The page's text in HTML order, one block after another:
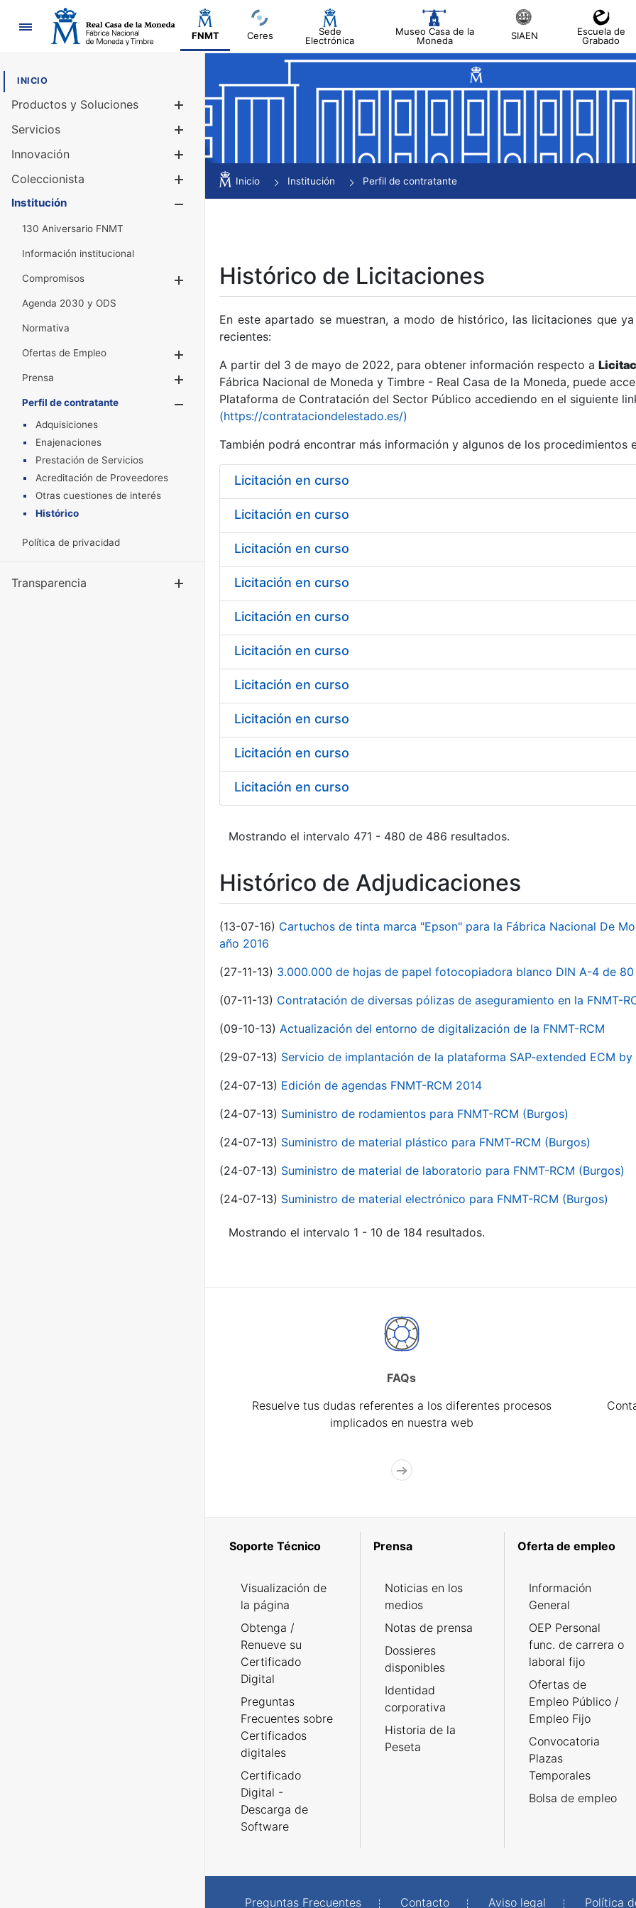
Navegación
FNMT Ceres
Sede
Electrónica
Museo Casa de la
Moneda
SIAEN
Escuela de
Grabado
INICIO
Productos y Soluciones
Mostrar/Ocultar
Servicios
Innovación
Coleccionista
Mostrar/Ocultar
Institución
130 Aniversario FNMT
Información institucional
Compromisos
Mostrar/Ocultar
Agenda 2030 y ODS
Normativa
Ofertas de Empleo
Prensa
Mostrar/Ocultar
Perfil de contratante
Mostrar/Ocultar
Adquisiciones
Enajenaciones
Prestación de Servicios
Acreditación de Proveedores
Otras cuestiones de interés
Histórico
Política de privacidad
Transparencia Mostrar/Ocultar
Inicio Institución Perfil de contratante
Histórico de Licitaciones
En este apartado se muestran, a modo de histórico, las licitaciones que
recientes:
A partir del 3 de mayo de 2022, para obtener información respecto a
Fábrica Nacional de Moneda y Timbre - Real Casa de la Moneda, puede
Plataforma de Contratación del Sector Público accediendo en el siguiente
(https://contrataciondelestado.es/)
También podrá encontrar más información y algunos de los procedimientos
Licitación en curso
Licitación en curso
Licitación en curso
Licitación en curso
Licitación en curso
Licitación en curso
Licitación en curso
Licitación en curso
Licitación en curso
Licitación en curso
Mostrando el intervalo 471 - 480 de 486 resultados.
Histórico de Adjudicaciones
(13-07-16) Cartuchos de tinta marca "Epson" para la Fábrica Nacional De
año 2016
(27-11-13) 3.000.000 de hojas de papel fotocopiadora blanco DIN A-4 de 80
(07-11-13) Contratación de diversas pólizas de aseguramiento en la FNMT-
(09-10-13) Actualización del entorno de digitalización de la FNMT-RCM
(29-07-13) Servicio de implantación de la plataforma SAP-extended ECM by
(24-07-13) Edición de agendas FNMT-RCM 2014
(24-07-13) Suministro de rodamientos para FNMT-RCM (Burgos)
(24-07-13) Suministro de material plástico para FNMT-RCM (Burgos)
(24-07-13) Suministro de material de laboratorio para FNMT-RCM (Burgos)
(24-07-13) Suministro de material electrónico para FNMT-RCM (Burgos)
Mostrando el intervalo 1 - 10 de 184 resultados.
FAQs
Resuelve tus dudas referentes a los diferentes procesos
implicados en nuestra web
Soporte Técnico
Visualización de
la página
Obtenga /
Renueve su
Certificado
Digital
Preguntas
Frecuentes sobre
Certificados
digitales
Certificado
Digital -
Descarga de
Software
Prensa
Noticias en los
medios
Notas de prensa
Dossieres
disponibles
Identidad
corporativa
Historia de la
Peseta
Oferta de empleo
Información
General
OEP Personal
func. de carrera o
laboral fijo
Ofertas de
Empleo Público /
Empleo Fijo
Convocatoria
Plazas
Temporales
Bolsa de empleo
Preguntas Frecuentes Contacto Aviso legal Política